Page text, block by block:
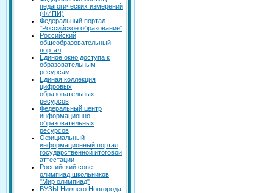
педагогических измерений
(ФИПИ)
Федеральный портал
"Российское образование"
Российский
общеобразовательный
портал
Единое окно доступа к
образовательным
ресурсам
Единая коллекция
цифровых
образовательных
ресурсов
Федеральный центр
информационно-
образовательных
ресурсов
Официальный
информационный портал
государственной итоговой
аттестации
Российский совет
олимпиад школьников
"Мир олимпиад"
ВУЗЫ Нижнего Новгорода